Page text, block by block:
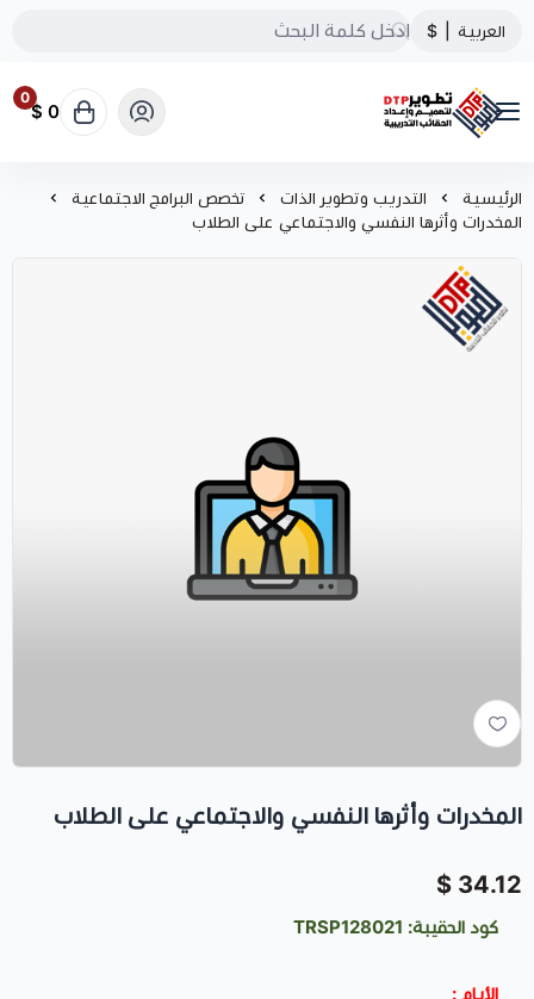
العربية $
تطوير الحقائب التدريبية
0
0 $
الرئيسية التدريب وتطوير الذات
تخصص البرامج الاجتماعية
المخدرات وأثرها النفسي والاجتماعي على الطلاب
المخدرات وأثرها النفسي والاجتماعي على الطلاب
34.12 $
كود الحقيبة: TRSP128021
الأيام :